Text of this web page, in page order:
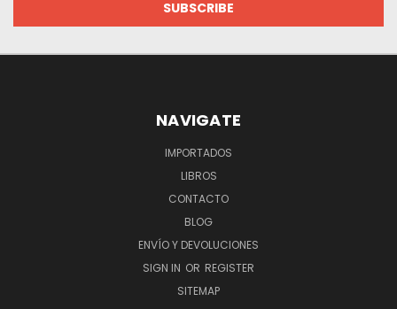
NAVIGATE
IMPORTADOS
LIBROS
CONTACTO
BLOG
ENVÍO Y DEVOLUCIONES
SIGN IN OR REGISTER
SITEMAP